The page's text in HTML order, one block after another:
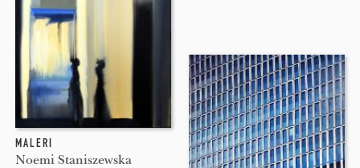
MALERI
Noemi Staniszewska